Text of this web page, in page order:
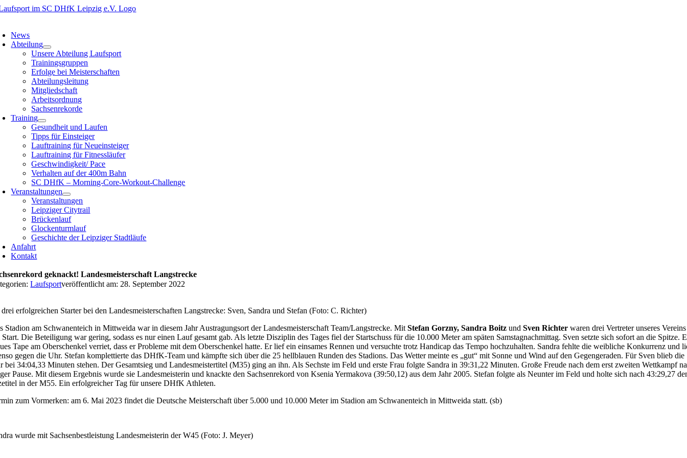
Zum
News
Abteilung
Unsere Abteilung Laufsport
Trainingsgruppen
Erfolge bei Meisterschaften
Abteilungsleitung
Mitgliedschaft
Arbeitsordnung
Sachsenrekorde
Training
Gesundheit und Laufen
Tipps für Einsteiger
Lauftraining für Neueinsteiger
Lauftraining für Fitnessläufer
Geschwindigkeit/ Pace
Verhalten auf der 400m Bahn
SC DHfK – Morning-Core-Workout-Challenge
Veranstaltungen
Veranstaltungen
Leipziger Citytrail
Brückenlauf
Glockenturmlauf
Geschichte der Leipziger Stadtläufe
Anfahrt
Kontakt
geknackt! Landesmeisterschaft Langstrecke
Laufsportveröffentlicht am: 28. September 2022
erfolgreichen Starter bei den Landesmeisterschaften Langstrecke: Sven, Sandra und Stefan (Foto: C. Richter)
Stadion am Schwanenteich in Mittweida war in diesem Jahr Austragungsort der Landesmeisterschaft Team/Langstrecke. MitStefan Gorzny, Sandra Boitzund Sven Richter waren drei Vertreter unseres Vereins
Start. Die Beteiligung war gering, sodass es nur einen Lauf gesamt gab. Als letzte Disziplin des Tages fiel der Startschuss für die 10.000 Meter am späten Samstagnachmittag. Sven setzte sich sofort an die Spitze.
Tape am Oberschenkel verriet, dass er Probleme mit dem Oberschenkel hatte. Er lief ein einsames Rennen und versuchte trotz Handicap das Tempo hochzuhalten. Sandra fehlte die weibliche Konkurrenz und
gegen die Uhr. Stefan komplettierte das DHfK-Team und kämpfte sich über die 25 hellblauen Runden des Stadions. Das Wetter meinte es „gut“ mit Sonne und Wind auf den Gegengeraden. Für Sven blieb die
bei 34:04,33 Minuten stehen. Der Gesamtsieg und Landesmeistertitel (M35) ging an ihn. Als Sechste im Feld und erste Frau folgte Sandra in 39:31,22 Minuten. Große Freude nach dem erst zweiten Wettkampf
Pause. Mit diesem Ergebnis wurde sie Landesmeisterin und knackte den Sachsenrekord von Ksenia Yermakova (39:50,12) aus dem Jahr 2005. Stefan folgte als Neunter im Feld und holte sich nach 43:29,27
in der M55. Ein erfolgreicher Tag für unsere DHfK Athleten.
zum Vormerken: am 6. Mai 2023 findet die Deutsche Meisterschaft über 5.000 und 10.000 Meter im Stadion am Schwanenteich in Mittweida statt. (sb)
wurde mit Sachsenbestleistung Landesmeisterin der W45 (Foto: J. Meyer)